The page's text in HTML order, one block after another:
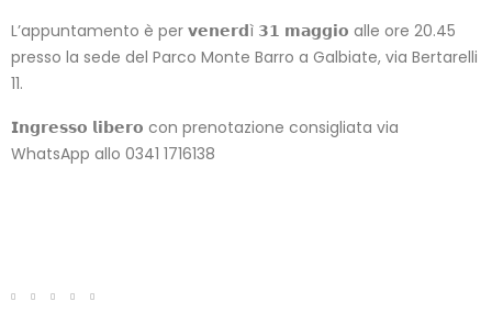
L’appuntamento è per 𝘃𝗲𝗻𝗲𝗿𝗱ì 𝟯𝟭 𝗺𝗮𝗴𝗴𝗶𝗼 alle ore 20.45
presso la sede del Parco Monte Barro a Galbiate, via Bertarelli
11.
𝗜𝗻𝗴𝗿𝗲𝘀𝘀𝗼 𝗹𝗶𝗯𝗲𝗿𝗼 con prenotazione consigliata via
WhatsApp allo 0341 1716138